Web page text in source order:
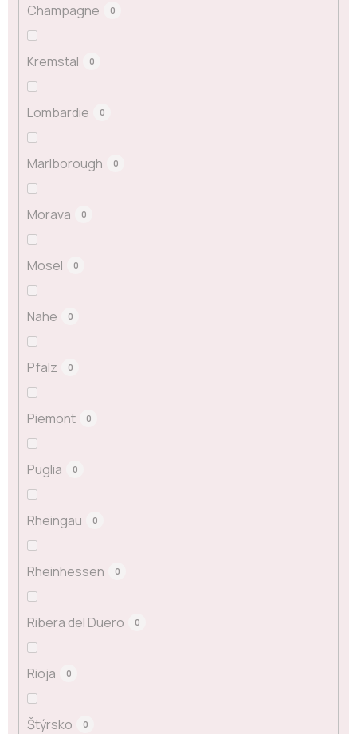
Champagne 0
Kremstal 0
Lombardie 0
Marlborough 0
Morava 0
Mosel 0
Nahe 0
Pfalz 0
Piemont 0
Puglia 0
Rheingau 0
Rheinhessen 0
Ribera del Duero 0
Rioja 0
Štýrsko 0